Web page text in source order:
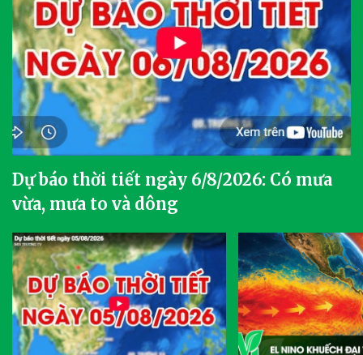
Dự báo thời tiết ngày 6/8/2026: Có mưa
vừa, mưa to và dông